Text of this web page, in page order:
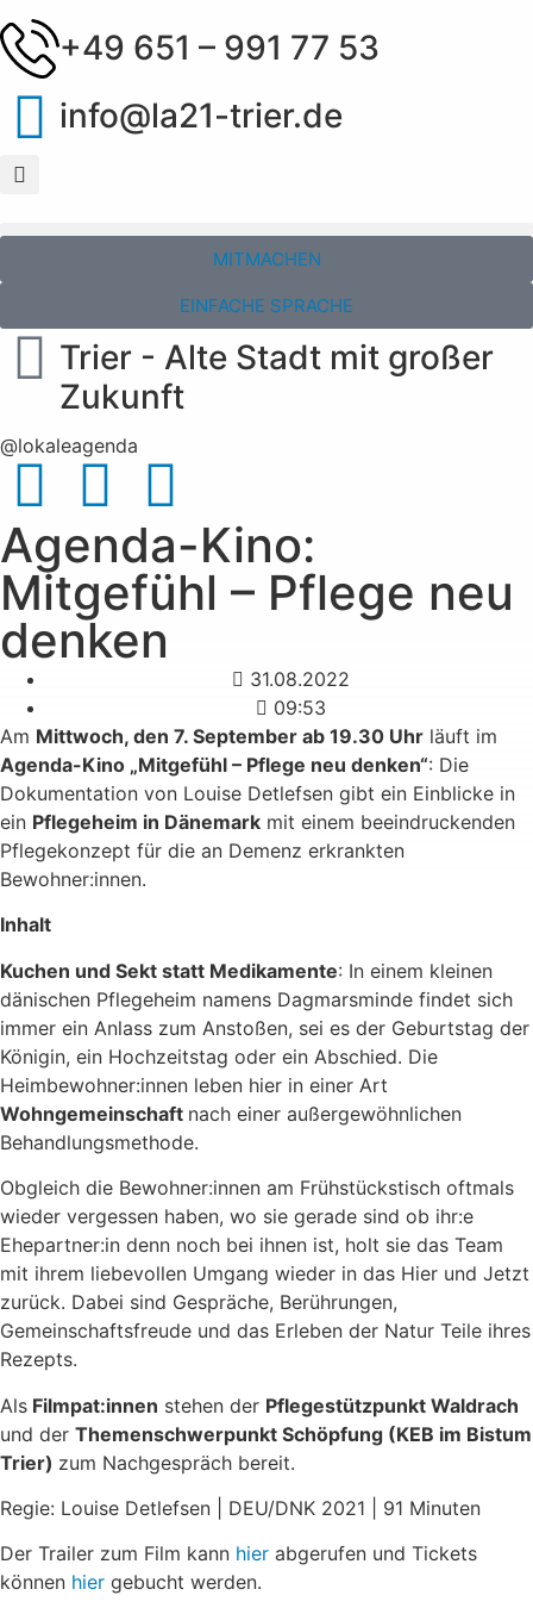
+49 651 – 991 77 53
info@la21-trier.de
MITMACHEN
EINFACHE SPRACHE
Trier - Alte Stadt mit großer
Zukunft
@lokaleagenda
Agenda-Kino:
Mitgefühl – Pflege neu
denken
31.08.2022
09:53
Am Mittwoch, den 7. September ab 19.30 Uhr läuft im
Agenda-Kino „Mitgefühl – Pflege neu denken“: Die
Dokumentation von Louise Detlefsen gibt ein Einblicke in
ein Pflegeheim in Dänemark mit einem beeindruckenden
Pflegekonzept für die an Demenz erkrankten
Bewohner:innen.
Inhalt
Kuchen und Sekt statt Medikamente: In einem kleinen
dänischen Pflegeheim namens Dagmarsminde findet sich
immer ein Anlass zum Anstoßen, sei es der Geburtstag der
Königin, ein Hochzeitstag oder ein Abschied. Die
Heimbewohner:innen leben hier in einer Art
Wohngemeinschaft nach einer außergewöhnlichen
Behandlungsmethode.
Obgleich die Bewohner:innen am Frühstückstisch oftmals
wieder vergessen haben, wo sie gerade sind ob ihr:e
Ehepartner:in denn noch bei ihnen ist, holt sie das Team
mit ihrem liebevollen Umgang wieder in das Hier und Jetzt
zurück. Dabei sind Gespräche, Berührungen,
Gemeinschaftsfreude und das Erleben der Natur Teile ihres
Rezepts.
Als Filmpat:innen stehen der Pflegestützpunkt Waldrach
und der Themenschwerpunkt Schöpfung (KEB im Bistum
Trier) zum Nachgespräch bereit.
Regie: Louise Detlefsen | DEU/DNK 2021 | 91 Minuten
Der Trailer zum Film kann hier abgerufen und Tickets
können hier gebucht werden.